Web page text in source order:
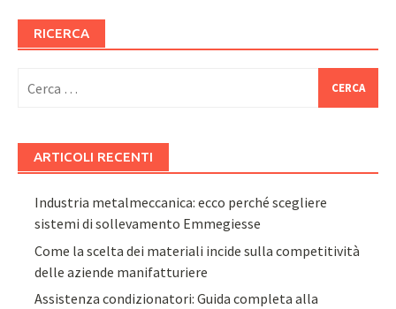
RICERCA
per:
ARTICOLI RECENTI
Industria metalmeccanica: ecco perché scegliere
sistemi di sollevamento Emmegiesse
Come la scelta dei materiali incide sulla competitività
delle aziende manifatturiere
Assistenza condizionatori: Guida completa alla